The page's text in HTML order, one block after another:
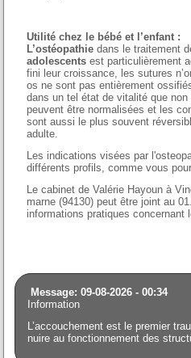
Utilité chez le bébé et l’enfant :
L’ostéopathie dans le traitement
adolescents est particulièrement
fini leur croissance, les sutures
os ne sont pas entièrement
dans un tel état de vitalité que
peuvent être normalisées et les
sont aussi le plus souvent
adulte.
Les indications visées par
différents profils, comme vous
Le cabinet de Valérie Hayoun à
marne (94130) peut être joint au
informations pratiques concernant
Message: 09-08-2026 - 00:34
Information
L’accouchement est le premier
nuire au fonctionnement des